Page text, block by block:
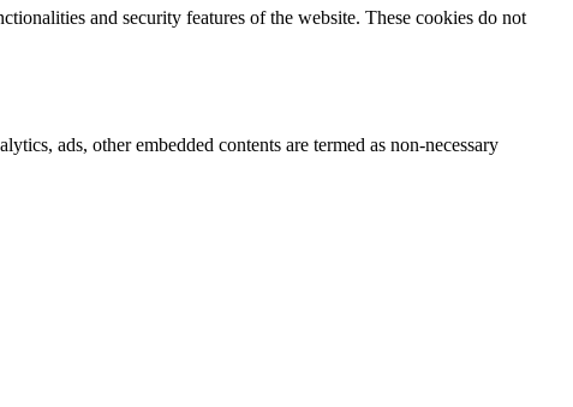
and security features of the website. These cookies do not
ads, other embedded contents are termed as non-necessary